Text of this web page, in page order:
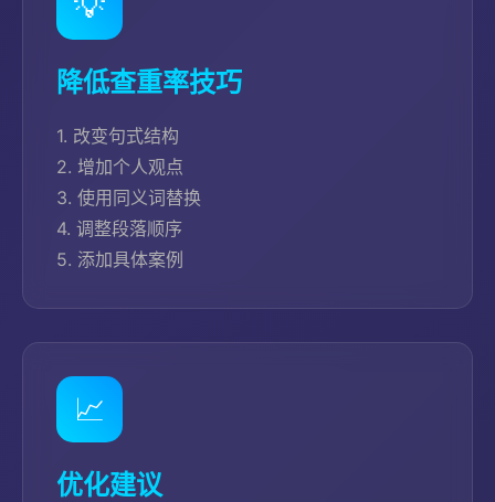
降低查重率技巧
1. 改变句式结构
2. 增加个人观点
3. 使用同义词替换
4. 调整段落顺序
5. 添加具体案例
📈
优化建议